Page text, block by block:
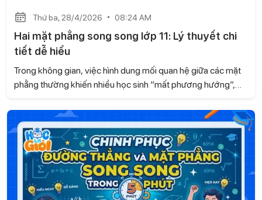
Thứ ba, 28/4/2026 08:24 AM
Hai mặt phẳng song song lớp 11: Lý thuyết chi
tiết dễ hiểu
Trong không gian, việc hình dung mối quan hệ giữa các mặt
phẳng thường khiến nhiều học sinh “mất phương hướng”,
kiến thức sách Kết nối tri thức và cuộc sống, Gia sư Học là
Giỏi mang đến cho bạn một cách tiếp cận mới mẻ, giúp bạn
hiểu rõ bản chất của hai mặt phẳng song song thay, từ đó
học nhanh hơn và vận dụng chính xác hơn trong từng dạng
bài.